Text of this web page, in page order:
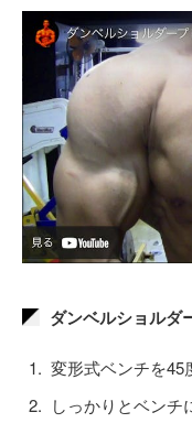
ダンベルショルダ
変形式ベンチを45
しっかりとベンチ